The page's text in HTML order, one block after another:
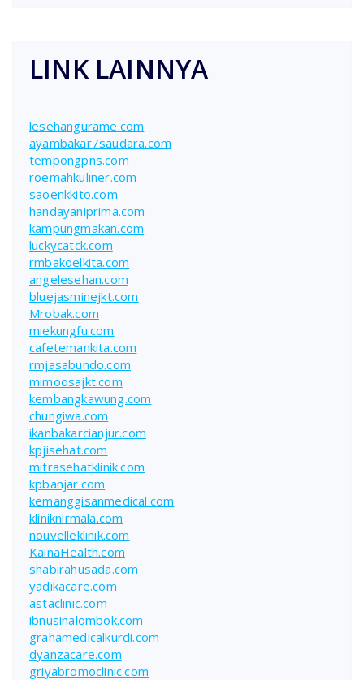
LINK LAINNYA
lesehangurame.com
ayambakar7saudara.com
tempongpns.com
roemahkuliner.com
saoenkkito.com
handayaniprima.com
kampungmakan.com
luckycatck.com
rmbakoelkita.com
angelesehan.com
bluejasminejkt.com
Mrobak.com
miekungfu.com
cafetemankita.com
rmjasabundo.com
mimoosajkt.com
kembangkawung.com
chungiwa.com
ikanbakarcianjur.com
kpjisehat.com
mitrasehatklinik.com
kpbanjar.com
kemanggisanmedical.com
kliniknirmala.com
nouvelleklinik.com
KainaHealth.com
shabirahusada.com
yadikacare.com
astaclinic.com
ibnusinalombok.com
grahamedicalkurdi.com
dyanzacare.com
griyabromoclinic.com